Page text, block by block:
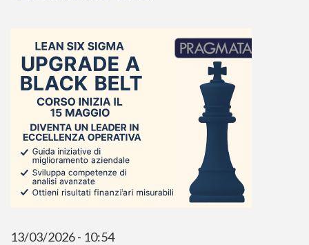
13/03/2026 - 10:54